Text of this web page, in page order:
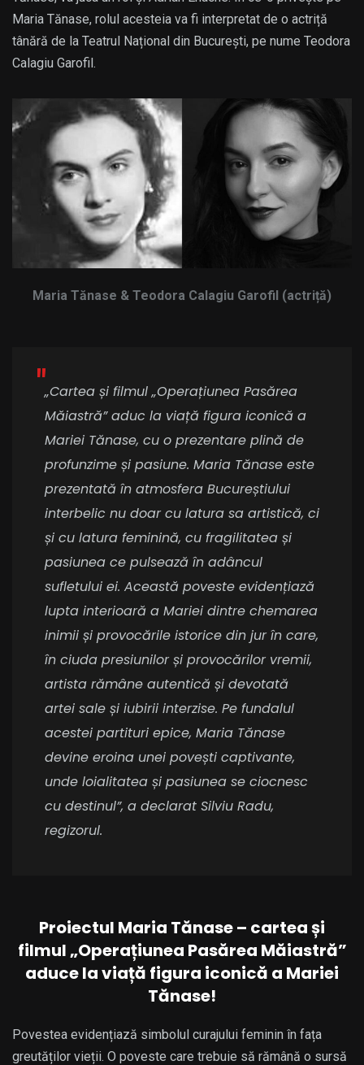
Maria Tănase, rolul acesteia va fi interpretat de o actriță
tânără de la Teatrul Național din București, pe nume Teodora
Calagiu Garofil.
Maria Tănase & Teodora Calagiu Garofil (actriță)
„Cartea și filmul „Operațiunea Pasărea
Măiastră” aduc la viață figura iconică a
Mariei Tănase, cu o prezentare plină de
profunzime și pasiune. Maria Tănase este
prezentată în atmosfera Bucureștiului
interbelic nu doar cu latura sa artistică, ci
și cu latura feminină, cu fragilitatea și
pasiunea ce pulsează în adâncul
sufletului ei. Această poveste evidențiază
lupta interioară a Mariei dintre chemarea
inimii și provocările istorice din jur în care,
în ciuda presiunilor și provocărilor vremii,
artista rămâne autentică și devotată
artei sale și iubirii interzise. Pe fundalul
acestei partituri epice, Maria Tănase
devine eroina unei povești captivante,
unde loialitatea și pasiunea se ciocnesc
cu destinul”, a declarat Silviu Radu,
regizorul.
Proiectul Maria Tănase – cartea și
filmul „Operațiunea Pasărea Măiastră”
aduce la viață figura iconică a Mariei
Tănase!
Povestea evidențiază simbolul curajului feminin în fața
greutăților vieții. O poveste care trebuie să rămână o sursă